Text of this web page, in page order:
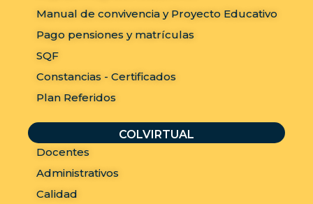
Manual de convivencia y Proyecto Educativo
Pago pensiones y matrículas
SQF
Constancias - Certificados
Plan Referidos
COLVIRTUAL
Docentes
Administrativos
Calidad